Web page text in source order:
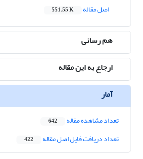
اصل مقاله
551.55 K
هم رسانی
ارجاع به این مقاله
آمار
تعداد مشاهده مقاله 642
تعداد دریافت فایل اصل مقاله 422